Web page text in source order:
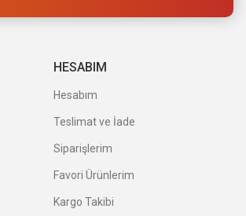
HESABIM
Hesabım
Teslimat ve İade
Siparişlerim
Favori Ürünlerim
Kargo Takibi